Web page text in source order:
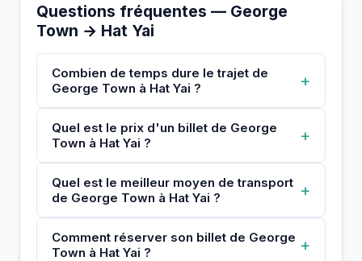
Questions fréquentes — George
Town → Hat Yai
Combien de temps dure le trajet de
George Town à Hat Yai ?
+
Quel est le prix d'un billet de George
Town à Hat Yai ?
+
Quel est le meilleur moyen de transport
de George Town à Hat Yai ?
+
Comment réserver son billet de George
Town à Hat Yai ?
+